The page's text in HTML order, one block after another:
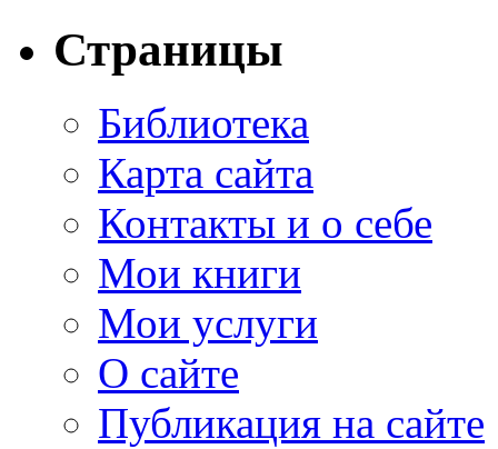
Страницы
Библиотека
Карта сайта
Контакты и о себе
Мои книги
Мои услуги
О сайте
Публикация на сайте